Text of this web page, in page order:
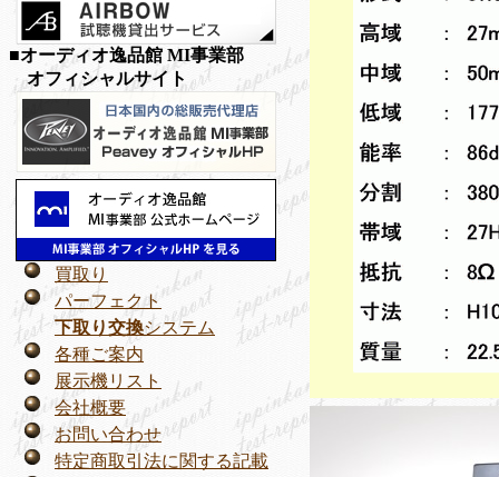
■オーディオ逸品館 MI事業部
オフィシャルサイト
買取り
パーフェクト
下取り交換システム
各種ご案内
展示機リスト
会社概要
お問い合わせ
特定商取引法に関する記載